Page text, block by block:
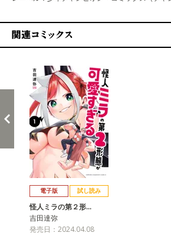
電子版 試し読み
怪人ミラの第２形…
吉田達弥
発売日：2024.04.08